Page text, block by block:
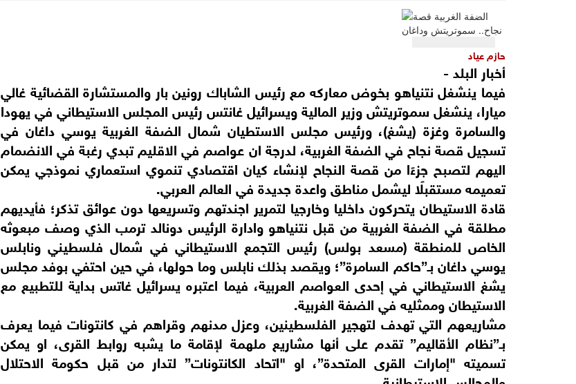
حازم عياد
أخبار البلد -
فيما ينشغل نتنياهو بخوض معاركه مع رئيس الشاباك رونين بار والمستشارة القضائية غالي
ميارا، ينشغل سموتريتش وزير المالية ويسرائيل غانتس رئيس المجلس الاستيطاني في يهودا
والسامرة وغزة (يشغ)، ورئيس مجلس الاستطيان شمال الضفة الغربية يوسي داغان في
تسجيل قصة نجاح في الضفة الغربية، لدرجة ان عواصم في الاقليم تبدي رغبة في الانضمام
اليهم لتصبح جزءًا من قصة النجاح لإنشاء كيان اقتصادي تنموي استعماري نموذجي يمكن
تعميمه مستقبلًا ليشمل مناطق واعدة جديدة في العالم العربي.
قادة الاستيطان يتحركون داخليا وخارجيا لتمرير اجندتهم وتسريعها دون عوائق تذكر؛ فأيديهم
مطلقة في الضفة الغربية من قبل نتنياهو وادارة الرئيس دونالد ترمب الذي وصف مبعوثه
الخاص للمنطقة (مسعد بولس) رئيس التجمع الاستيطاني في شمال فلسطيني ونابلس
يوسي داغان بـ”حاكم السامرة”؛ ويقصد بذلك نابلس وما حولها، في حين احتفي بوفد مجلس
يشغ الاستيطاني في إحدى العواصم العربية، فيما اعتبره يسرائيل غاتس بداية للتطبيع مع
الاستيطان وممثليه في الضفة الغربية.
مشاريعهم التي تهدف لتهجير الفلسطينين، وعزل مدنهم وقراهم في كانتونات فيما يعرف
بـ”نظام الأقاليم” تقدم على أنها مشاريع ملهمة لإقامة ما يشبه روابط القرى، او يمكن
تسميته "إمارات القرى المتحدة”، او "اتحاد الكانتونات” لتدار من قبل حكومة الاحتلال